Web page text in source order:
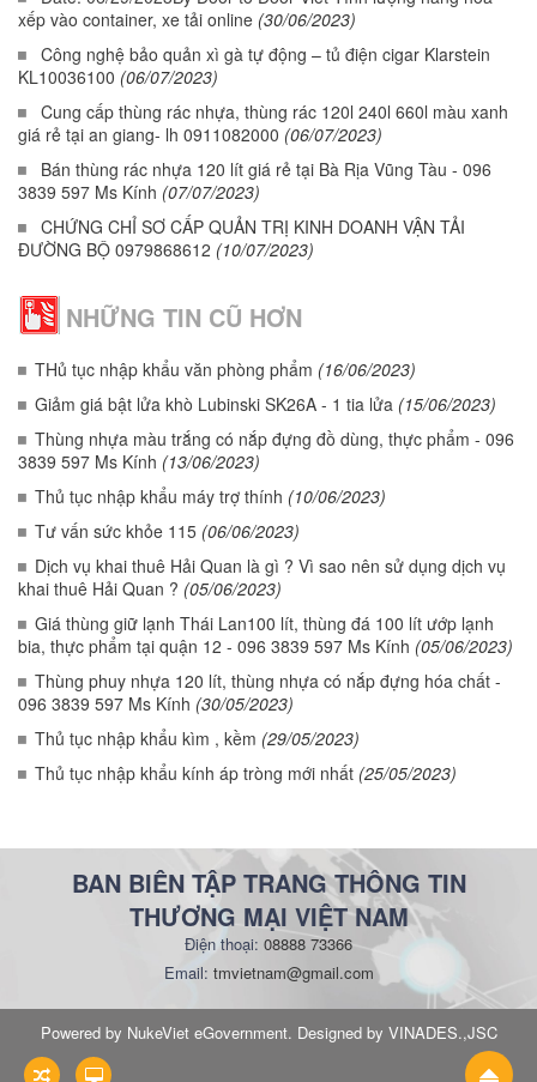
xếp vào container, xe tải online (30/06/2023)
Công nghệ bảo quản xì gà tự động – tủ điện cigar Klarstein
KL10036100 (06/07/2023)
Cung cấp thùng rác nhựa, thùng rác 120l 240l 660l màu xanh
giá rẻ tại an giang- lh 0911082000 (06/07/2023)
Bán thùng rác nhựa 120 lít giá rẻ tại Bà Rịa Vũng Tàu - 096
3839 597 Ms Kính (07/07/2023)
CHỨNG CHỈ SƠ CẤP QUẢN TRỊ KINH DOANH VẬN TẢI
ĐƯỜNG BỘ 0979868612 (10/07/2023)
NHỮNG TIN CŨ HƠN
THủ tục nhập khẩu văn phòng phẩm (16/06/2023)
Giảm giá bật lửa khò Lubinski SK26A - 1 tia lửa (15/06/2023)
Thùng nhựa màu trắng có nắp đựng đồ dùng, thực phẩm - 096
3839 597 Ms Kính (13/06/2023)
Thủ tục nhập khẩu máy trợ thính (10/06/2023)
Tư vấn sức khỏe 115 (06/06/2023)
Dịch vụ khai thuê Hải Quan là gì ? Vì sao nên sử dụng dịch vụ
khai thuê Hải Quan ? (05/06/2023)
Giá thùng giữ lạnh Thái Lan100 lít, thùng đá 100 lít ướp lạnh
bia, thực phẩm tại quận 12 - 096 3839 597 Ms Kính (05/06/2023)
Thùng phuy nhựa 120 lít, thùng nhựa có nắp đựng hóa chất -
096 3839 597 Ms Kính (30/05/2023)
Thủ tục nhập khẩu kìm , kềm (29/05/2023)
Thủ tục nhập khẩu kính áp tròng mới nhất (25/05/2023)
BAN BIÊN TẬP TRANG THÔNG TIN
THƯƠNG MẠI VIỆT NAM
Điện thoại: 08888 73366
Email: tmvietnam@gmail.com
Powered by NukeViet eGovernment. Designed by VINADES.,JSC